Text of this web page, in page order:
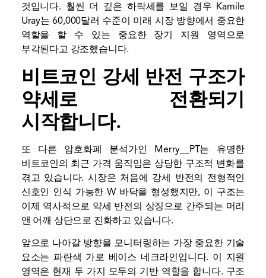
것입니다. 훨씬 더 깊은 하락세를 보일 경우 Kamile
Uray는 60,000달러 수준이 미래 시장 방향에서 중요한
역할을 할 수 있는 중요한 장기 지원 영역으로
부각된다고 강조했습니다.
비트코인 강세 반전 구조가
약세로 전환되기
시작합니다.
또 다른 암호화폐 분석가인 Merry__PT는 유명한
비트코인의 최근 가격 움직임은 상당한 구조적 변화를
겪고 있습니다. 시장은 처음에 강세 반전의 전형적인
신호인 인식 가능한 W 바닥을 형성했지만, 이 구조는
이제 역사적으로 약세 반전의 상징으로 간주되는 머리
앤 어깨 상단으로 진화하고 있습니다.
앞으로 나아갈 방향을 모니터링하는 가장 중요한 기술
요소는 파란색 가로 베이스 네크라인입니다. 이 지원
영역은 현재 두 가지 모두의 기반 역할을 합니다. 구조